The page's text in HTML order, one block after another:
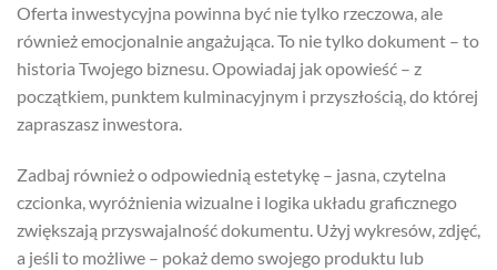
Oferta inwestycyjna powinna być nie tylko rzeczowa, ale
również emocjonalnie angażująca. To nie tylko dokument – to
historia Twojego biznesu. Opowiadaj jak opowieść – z
początkiem, punktem kulminacyjnym i przyszłością, do której
zapraszasz inwestora.
Zadbaj również o odpowiednią estetykę – jasna, czytelna
czcionka, wyróżnienia wizualne i logika układu graficznego
zwiększają przyswajalność dokumentu. Użyj wykresów, zdjęć,
a jeśli to możliwe – pokaż demo swojego produktu lub